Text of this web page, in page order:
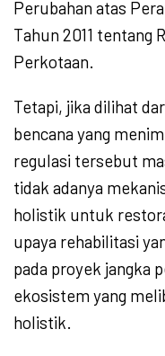
Perubahan atas
Tahun 2011 tentang
Perkotaan.
Tetapi, jika dilihat
bencana yang
regulasi tersebut
tidak adanya
holistik untuk
upaya rehabilitasi
pada proyek jangka
ekosistem yang
holistik.